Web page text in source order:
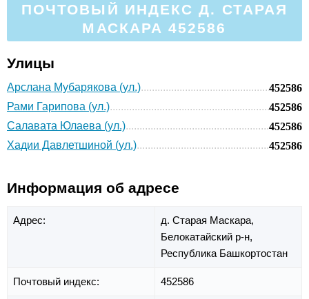
ПОЧТОВЫЙ ИНДЕКС Д. СТАРАЯ
МАСКАРА 452586
Улицы
Арслана Мубарякова (ул.)
452586
Рами Гарипова (ул.)
452586
Салавата Юлаева (ул.)
452586
Хадии Давлетшиной (ул.)
452586
Информация об адресе
Адрес:
д. Старая Маскара,
Белокатайский р-н,
Республика Башкортостан
Почтовый индекс: 452586